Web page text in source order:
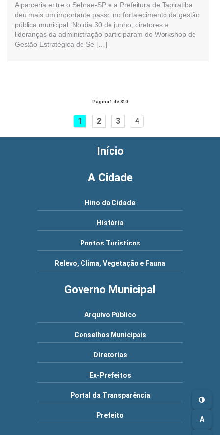
A
A parceria entre o Sebrae-SP e a Prefeitura de Tapiratiba
deu mais um importante passo no fortalecimento da gestão
pública municipal. No dia 30 de junho, diretores e
lideranças da administração participaram do Workshop de
Gestão Estratégica de Se […]
Página 1 de 310
1 2 3 4
Início
A Cidade
Hino da Cidade
História
Pontos Turísticos
Relevo, Clima, Vegetação e Fauna
Governo Municipal
Arquivo Público
Conselhos Municipais
Diretorias
Ex-Prefeitos
Portal da Transparência
Prefeito